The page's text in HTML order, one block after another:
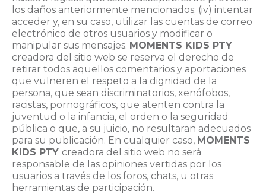
los daños anteriormente mencionados; (iv) intentar
acceder y, en su caso, utilizar las cuentas de correo
electrónico de otros usuarios y modificar o
manipular sus mensajes. MOMENTS KIDS PTY
creadora del sitio web se reserva el derecho de
retirar todos aquellos comentarios y aportaciones
que vulneren el respeto a la dignidad de la
persona, que sean discriminatorios, xenófobos,
racistas, pornográficos, que atenten contra la
juventud o la infancia, el orden o la seguridad
pública o que, a su juicio, no resultaran adecuados
para su publicación. En cualquier caso, MOMENTS
KIDS PTY creadora del sitio web no será
responsable de las opiniones vertidas por los
usuarios a través de los foros, chats, u otras
herramientas de participación.